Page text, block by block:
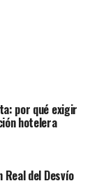
por qué exigir
hotelera
del Desvío